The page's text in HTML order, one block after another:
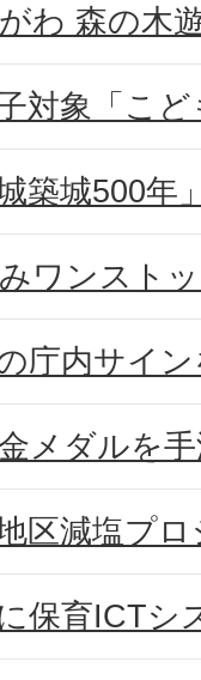
わ 森の木
対象「こ
城築城500
ワンスト
庁内サイ
メダルを
地区減塩プ
保育ICTシ